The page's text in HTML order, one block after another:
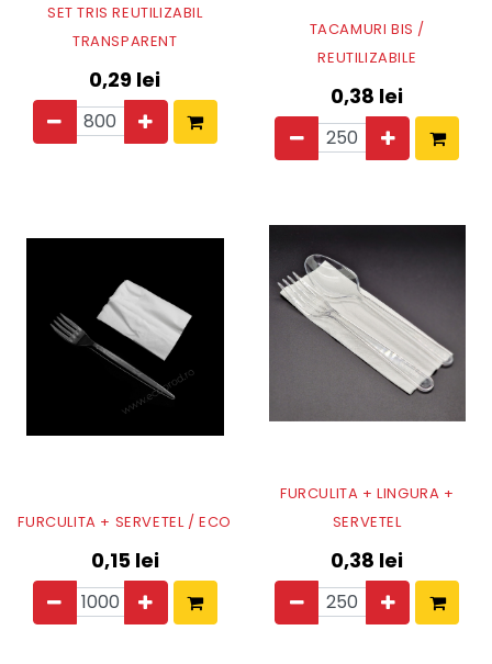
SET TRIS REUTILIZABIL
TRANSPARENT
0,29 lei
TACAMURI BIS /
REUTILIZABILE
0,38 lei
FURCULITA + SERVETEL / ECO
0,15lei
FURCULITA + LINGURA +
SERVETEL
0,38 lei